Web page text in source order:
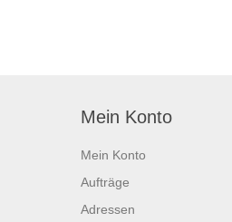
Mein Konto
Mein Konto
Aufträge
Adressen